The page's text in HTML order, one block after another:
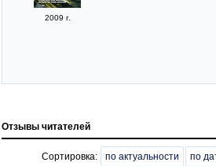
2009 г.
Отзывы читателей
Сортировка: по актуальности по